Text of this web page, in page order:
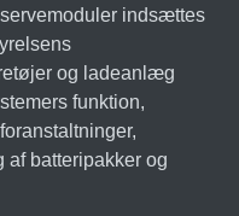
indsættes
og ladeanlæg
funktion,
af batteripakker og